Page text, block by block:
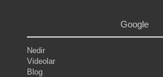
Google
Nedir
Videolar
Blog